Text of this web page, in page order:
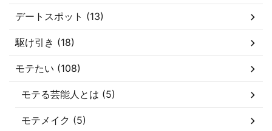
デートスポット (13)
駆け引き (18)
モテたい (108)
モテる芸能人とは (5)
モテメイク (5)